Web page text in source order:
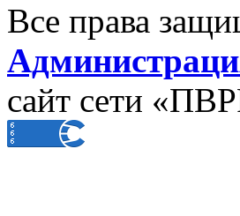
Все права
сайт сети